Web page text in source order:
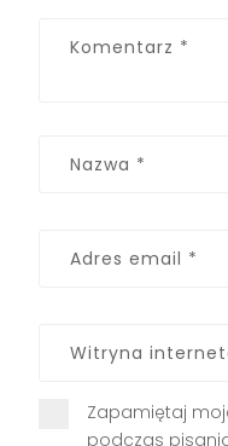
Zapamiętaj
podczas